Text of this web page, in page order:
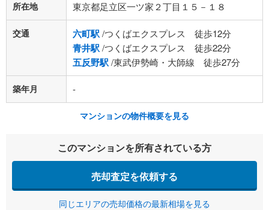
所在地 東京都足立区一ツ家２丁目１５－１８
交通 六町駅/つくばエクスプレス 徒歩12分
青井駅/つくばエクスプレス 徒歩22分
五反野駅/東武伊勢崎・大師線 徒歩27分
築年月 -
マンションの物件概要を見る
このマンションを所有されている方
売却査定を依頼する
同じエリアの売却価格の最新相場を見る